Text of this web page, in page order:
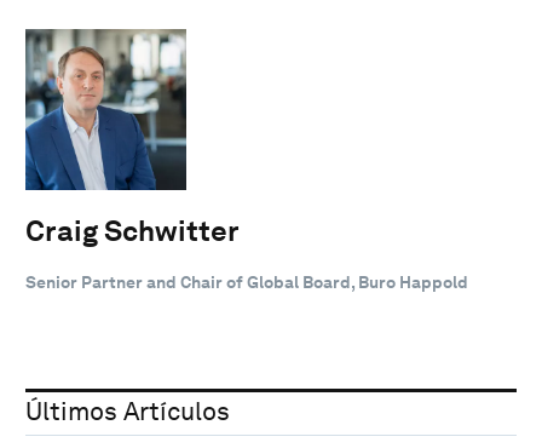
Craig Schwitter
Senior Partner and Chair of Global Board, Buro Happold
Últimos Artículos